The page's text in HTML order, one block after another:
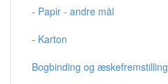
- Papir - andre mål
- Karton
Bogbinding og æskefremstilling